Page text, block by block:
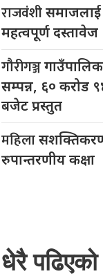
राजवंशीसमाजलाई
महत्वपूर्ण दस्तावेज
गौरीगञ्ज
सम्पन्न, ६० करोड
बजेट प्रस्तुत
महिला
रुपान्तरणीय कक्षा
धेरै पढिएको